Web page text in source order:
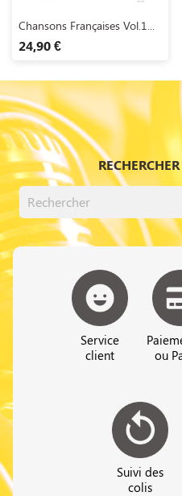
 Aperçu rapide
Chansons Françaises Vol.1...
24,90 €
Service
client
ou
Suivi des
colis